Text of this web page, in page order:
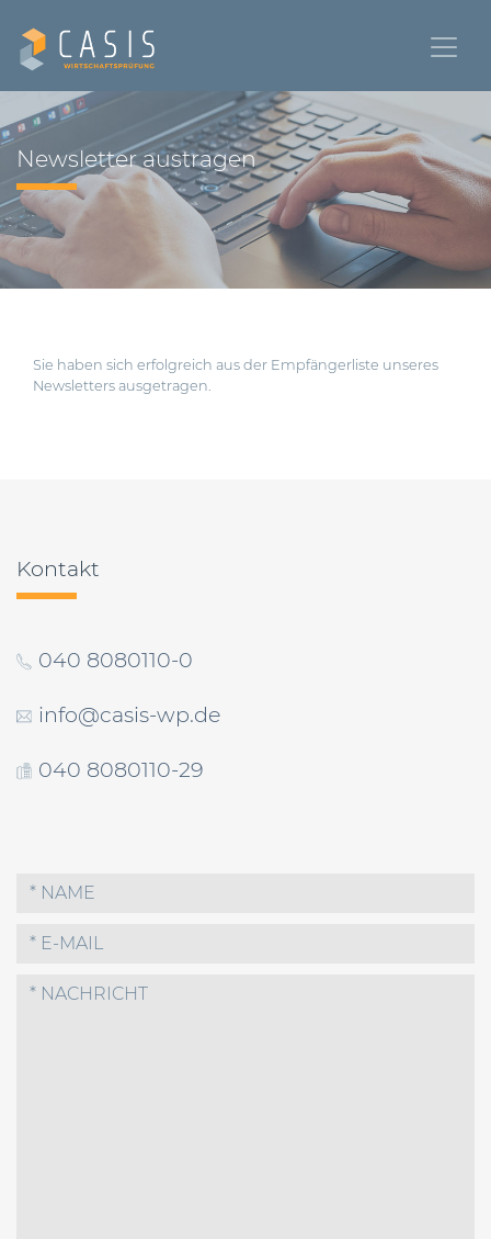
Newsletter austragen
Sie haben sich erfolgreich aus der Empfängerliste unseres
Newsletters ausgetragen.
Kontakt
040 8080110-0
info@casis-wp.de
040 8080110-29